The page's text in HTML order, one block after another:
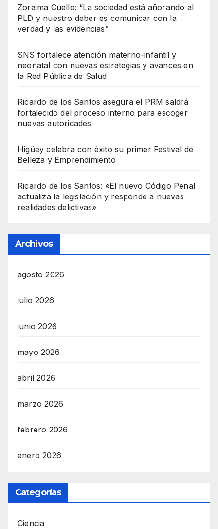
Zoraima Cuello: “La sociedad está añorando al
PLD y nuestro deber es comunicar con la
verdad y las evidencias”
SNS fortalece atención materno-infantil y
neonatal con nuevas estrategias y avances en
la Red Pública de Salud
Ricardo de los Santos asegura el PRM saldrá
fortalecido del proceso interno para escoger
nuevas autoridades
Higüey celebra con éxito su primer Festival de
Belleza y Emprendimiento
Ricardo de los Santos: «El nuevo Código Penal
actualiza la legislación y responde a nuevas
realidades delictivas»
Archivos
agosto 2026
julio 2026
junio 2026
mayo 2026
abril 2026
marzo 2026
febrero 2026
enero 2026
Categorías
Ciencia